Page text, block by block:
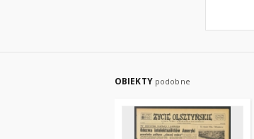
OBIEKTY podobne